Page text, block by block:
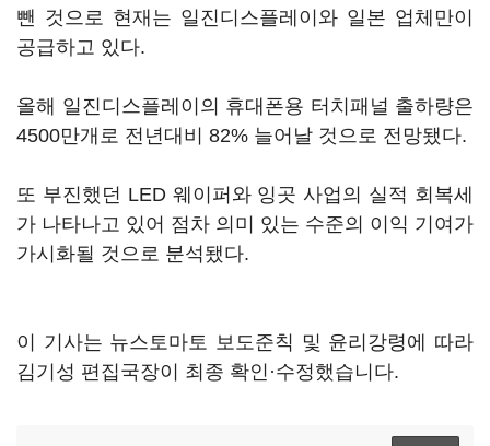
뺀 것으로 현재는 일진디스플레이와 일본 업체만이
공급하고 있다.
올해 일진디스플레이의 휴대폰용 터치패널 출하량은
4500만개로 전년대비 82% 늘어날 것으로 전망됐다.
또 부진했던 LED 웨이퍼와 잉곳 사업의 실적 회복세
가 나타나고 있어 점차 의미 있는 수준의 이익 기여가
가시화될 것으로 분석됐다.
이 기사는 뉴스토마토 보도준칙 및 윤리강령에 따라
김기성 편집국장이 최종 확인·수정했습니다.